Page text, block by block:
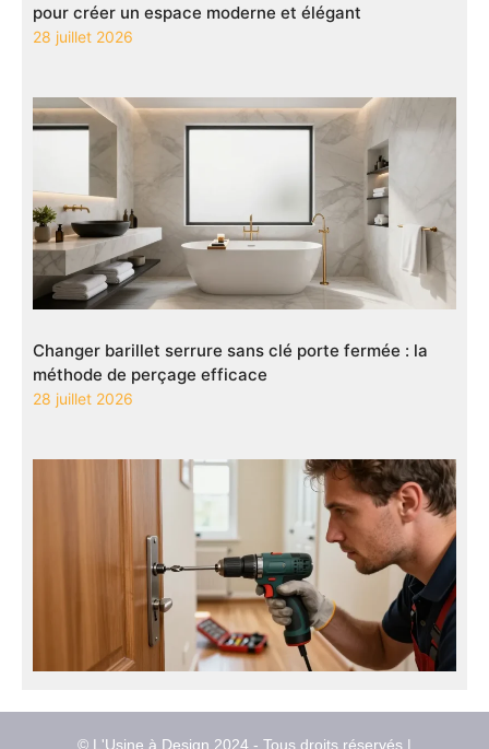
pour créer un espace moderne et élégant
28 juillet 2026
Changer barillet serrure sans clé porte fermée : la
méthode de perçage efficace
28 juillet 2026
© L'Usine à Design 2024 - Tous droits réservés |